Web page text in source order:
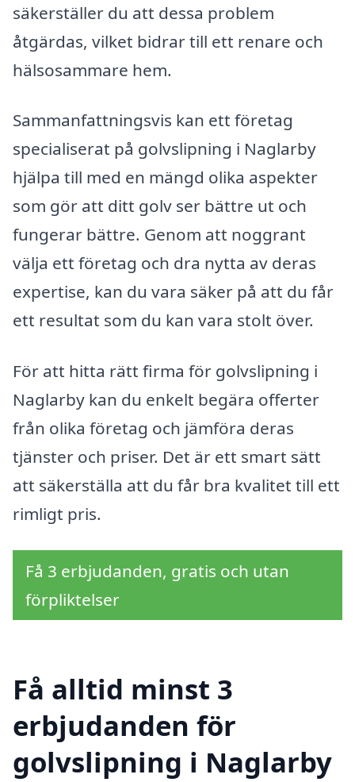
säkerställer du att dessa problem
åtgärdas, vilket bidrar till ett renare och
hälsosammare hem.
Sammanfattningsvis kan ett företag
specialiserat på golvslipning i Naglarby
hjälpa till med en mängd olika aspekter
som gör att ditt golv ser bättre ut och
fungerar bättre. Genom att noggrant
välja ett företag och dra nytta av deras
expertise, kan du vara säker på att du får
ett resultat som du kan vara stolt över.
För att hitta rätt firma för golvslipning i
Naglarby kan du enkelt begära offerter
från olika företag och jämföra deras
tjänster och priser. Det är ett smart sätt
att säkerställa att du får bra kvalitet till ett
rimligt pris.
Få 3 erbjudanden, gratis och utan
förpliktelser
Få alltid minst 3
erbjudanden för
golvslipning i Naglarby